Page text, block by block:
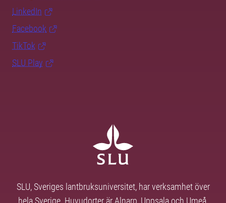
LinkedIn
Facebook
TikTok
SLU Play
SLU, Sveriges lantbruksuniversitet, har verksamhet över
hela Sverige. Huvudorter är Alnarp, Uppsala och Umeå.